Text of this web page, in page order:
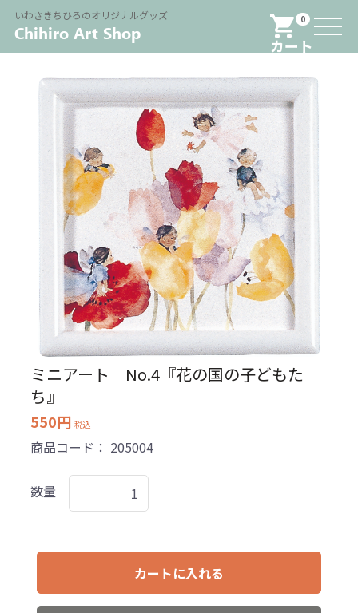
0
カート
いわさきちひろのオリジナルグッズ Menu
ミニアート No.4『花の国の子どもた
ち』
550円 税込
商品コード： 205004
数量
カートに入れる